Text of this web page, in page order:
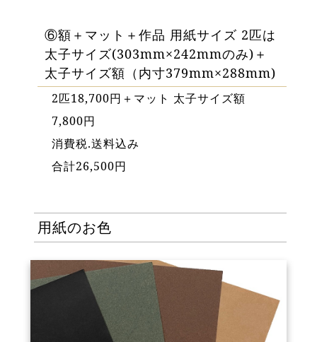
⑥額＋マット＋作品 用紙サイズ 2匹は
太子サイズ(303mm×242mmのみ)＋
太子サイズ額（内寸379mm×288mm)
2匹18,700円＋マット 太子サイズ額
7,800円
消費税.送料込み
合計26,500円
用紙のお色